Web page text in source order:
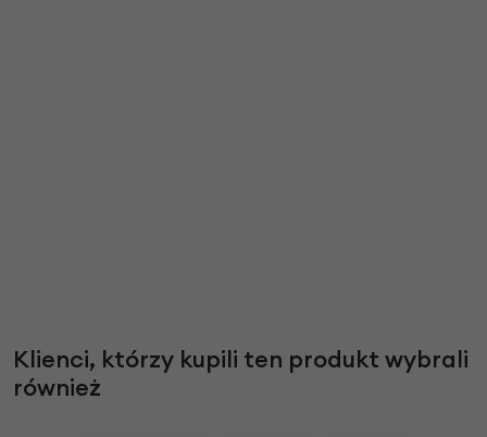
Klienci, którzy kupili ten produkt wybrali
również